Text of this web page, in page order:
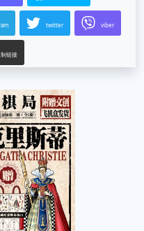
twitter viber
链接